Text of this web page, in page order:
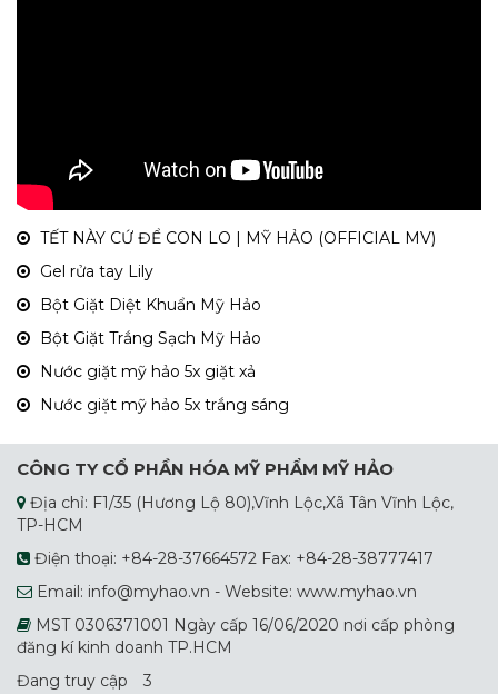
hành trình đại học cùng các
bạn sinh viên
TẾT NÀY CỨ ĐỂ CON LO | MỸ HẢO (OFFICIAL MV)
Gel rửa tay Lily
Bột Giặt Diệt Khuẩn Mỹ Hảo
Bột Giặt Trắng Sạch Mỹ Hảo
Nước giặt mỹ hảo 5x giặt xả
Nước giặt mỹ hảo 5x trắng sáng
CÔNG TY CỔ PHẦN HÓA MỸ PHẨM MỸ HẢO
Địa chỉ: F1/35 (Hương Lộ 80),Vĩnh Lộc,Xã Tân Vĩnh Lộc,
TP-HCM
Điện thoại: +84-28-37664572 Fax: +84-28-38777417
Email: info@myhao.vn - Website: www.myhao.vn
MST 0306371001 Ngày cấp 16/06/2020 nơi cấp phòng
đăng kí kinh doanh TP.HCM
Đang truy cập
3